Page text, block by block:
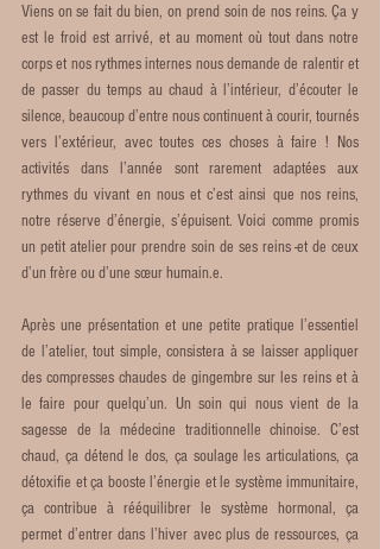
Viens on se fait du bien, on prend soin de nos reins. Ça y
est le froid est arrivé, et au moment où tout dans notre
corps et nos rythmes internes nous demande de ralentir et
de passer du temps au chaud à l’intérieur, d’écouter le
silence, beaucoup d’entre nous continuent à courir, tournés
vers l’extérieur, avec toutes ces choses à faire ! Nos
activités dans l’année sont rarement adaptées aux
rythmes du vivant en nous et c’est ainsi que nos reins,
notre réserve d’énergie, s’épuisent. Voici comme promis
un petit atelier pour prendre soin de ses reins -et de ceux
d’un frère ou d’une sœur humain.e.
Après une présentation et une petite pratique l’essentiel
de l’atelier, tout simple, consistera à se laisser appliquer
des compresses chaudes de gingembre sur les reins et à
le faire pour quelqu’un. Un soin qui nous vient de la
sagesse de la médecine traditionnelle chinoise. C’est
chaud, ça détend le dos, ça soulage les articulations, ça
détoxifie et ça booste l’énergie et le système immunitaire,
ça contribue à rééquilibrer le système hormonal, ça
permet d’entrer dans l’hiver avec plus de ressources, ça